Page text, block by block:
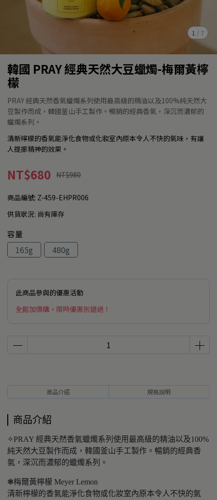
1 / 7
韓國 PRAY 經典天然大豆蠟燭-梅爾黃檸
檬
PRAY 經典天然香氣蠟燭系列使用最高級的精油以及100%純天然大
豆製作而成，韓國釜山手工製作。暢銷的經典香氣，深沉而濃郁的
蠟燭系列。
清新檸檬的香氣能淨化食物或化妝室內原本令人不快的氣味，有讓
人提振精神的效果。
NT$680 NT$980
商品編號: Z-459-EHPR006
供貨狀況: 尚有庫存
容量
165g
480g
此商品參與的優惠活動
全館加價購，限時優惠別錯過！
商品介紹 規格說明
商品介紹
✧PRAY 經典天然香氣蠟燭系列使用最高級的精油以及100%
純天然大豆製作而成，韓國釜山手工製作。暢銷的經典香
氣，深沉而濃郁的蠟燭系列。
❃梅爾黃檸檬 Meyer Lemon
清新檸檬的香氣能淨化食物或化妝室內原本令人不快的氣